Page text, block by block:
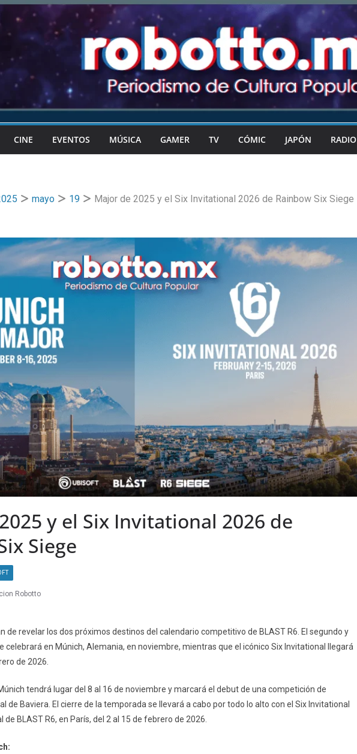
CINE EVENTOS MÚSICA GAMER TV CÓMIC JAPÓN RADIO
mayo 19 Major de 2025 y el Six Invitational 2026 de Rainbow Six Siege
y el Six Invitational 2026 de
Siege
Robotto
de revelar los dos próximos destinos del calendario competitivo de BLAST R6. El segundo y
celebrará en Múnich, Alemania, en noviembre, mientras que el icónico Six Invitational llegará
de 2026.
tendrá lugar del 8 al 16 de noviembre y marcará el debut de una competición de
de Baviera. El cierre de la temporada se llevará a cabo por todo lo alto con el Six Invitational
BLAST R6, en París, del 2 al 15 de febrero de 2026.